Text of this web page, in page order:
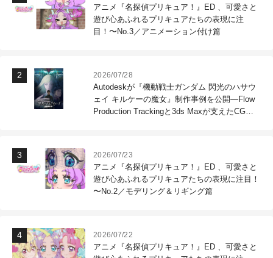
アニメ『名探偵プリキュア！』ED 、可愛さと
遊び心あふれるプリキュアたちの表現に注
目！〜No.3／アニメーション付け篇
2026/07/28
Autodeskが『機動戦士ガンダム 閃光のハサウ
ェイ キルケーの魔女』制作事例を公開―Flow
Production Trackingと3ds Maxが支えたCG制
2026/07/23
アニメ『名探偵プリキュア！』ED 、可愛さと
遊び心あふれるプリキュアたちの表現に注目！
〜No.2／モデリング＆リギング篇
2026/07/22
アニメ『名探偵プリキュア！』ED 、可愛さと